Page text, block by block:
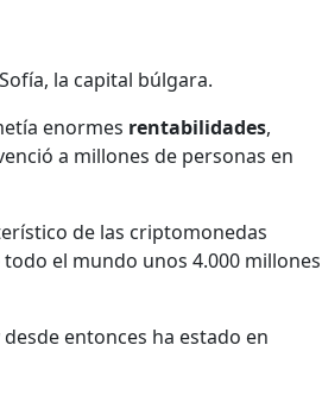
la capital búlgara.
enormes rentabilidades,
a millones de personas en
de las criptomonedas
el mundo unos 4.000 millones
entonces ha estado en